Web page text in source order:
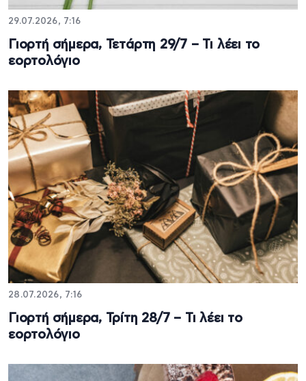
29.07.2026, 7:16
Γιορτή σήμερα, Τετάρτη 29/7 – Τι λέει το
εορτολόγιο
28.07.2026, 7:16
Γιορτή σήμερα, Τρίτη 28/7 – Τι λέει το
εορτολόγιο